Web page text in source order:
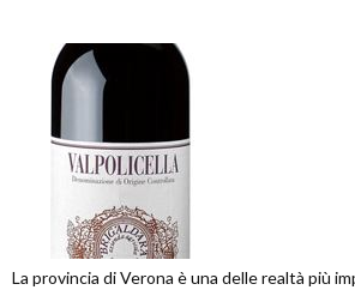
La provincia di Verona è una delle realtà più